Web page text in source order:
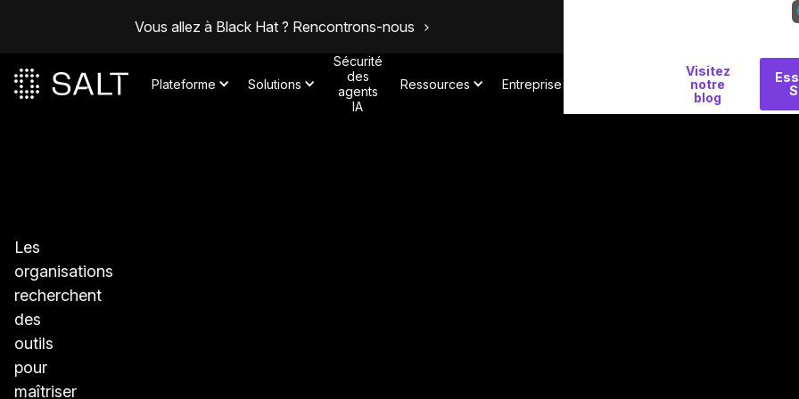
Vous allez à Black Hat ? Rencontrons-nous
Plateforme Solutions
Sécurité
des
agents
IA
Ressources Entreprise
Visitez
notre
blog
Les
organisations
recherchent
des
outils
pour
maîtriser